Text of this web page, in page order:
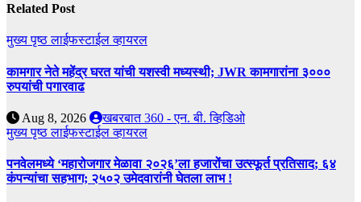
Related Post
मुख्य पृष्ठलाईफस्टाईलव्हायरल
कामगार नेते महेंद्र घरत यांची यशस्वी मध्यस्थी; JWR कामगारांना ३०००
रुपयांची पगारवाढ
Aug 8, 2026
खबरबात 360 - एन. बी. व्हिडिओ
मुख्य पृष्ठलाईफस्टाईलव्हायरल
पनवेलमध्ये ‘महारोजगार मेळावा २०२६’ला हजारोंचा उत्स्फूर्त प्रतिसाद; ६४
कंपन्यांचा सहभाग; २५०२ उमेदवारांनी घेतला लाभ !